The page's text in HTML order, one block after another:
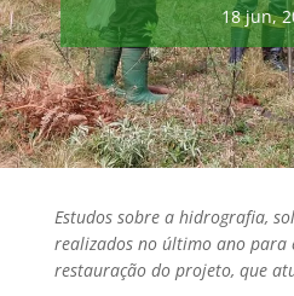
18 jun,
Estudos sobre a hidrografia,
realizados no último ano para
restauração do projeto, que